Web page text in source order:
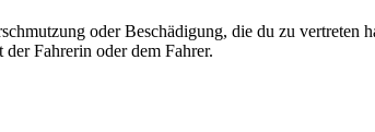
oder Beschädigung, die du zu vertreten
Fahrerin oder dem Fahrer.